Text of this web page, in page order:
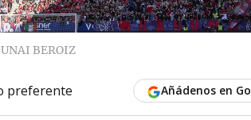
UNAI BEROIZ
preferente Añádenos en